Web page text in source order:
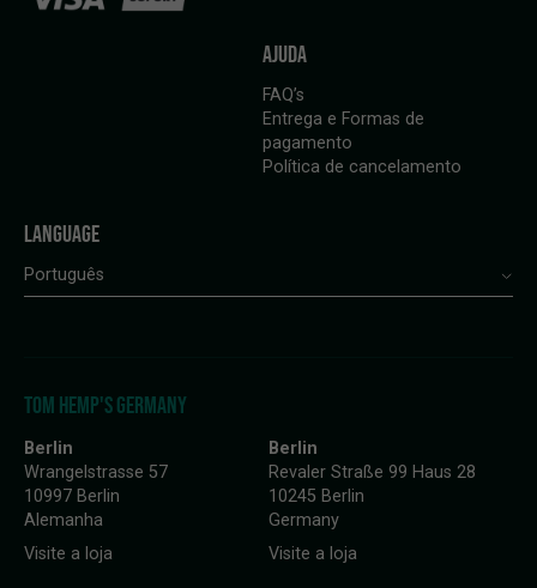
AJUDA
FAQ’s
Entrega e Formas de
pagamento
Política de cancelamento
LANGUAGE
Português
TOM HEMP'S GERMANY
Berlin
Wrangelstrasse 57
10997 Berlin
Alemanha
Visite a loja
Berlin
Revaler Straße 99 Haus 28
10245 Berlin
Germany
Visite a loja